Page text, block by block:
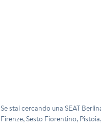
Se stai cercando unaSEAT
Firenze, Sesto Fiorentino,